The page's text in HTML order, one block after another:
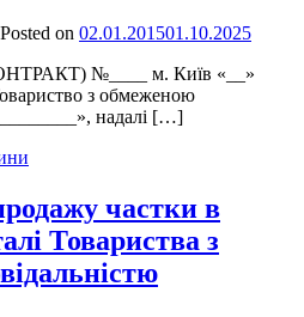
Posted on 02.01.201501.10.2025
№____ м. Київ «__»
з обмеженою
надалі […]
частки в
Товариства з